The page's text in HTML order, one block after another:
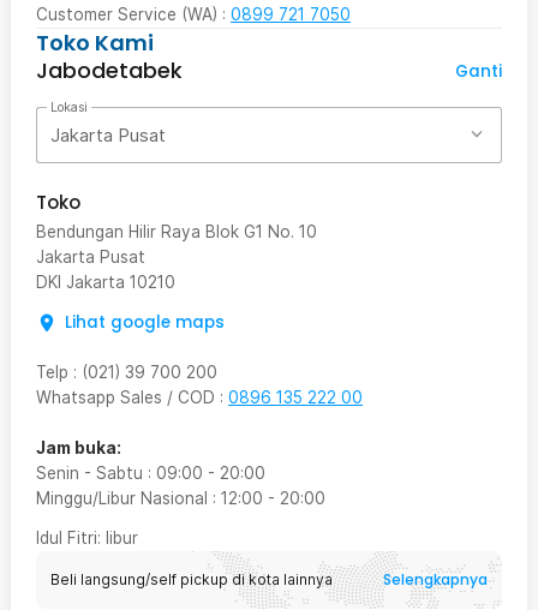
Customer Service (WA) : 0899 721 7050
Toko Kami
Jabodetabek
Ganti
Lokasi
Jakarta Pusat
Toko
Bendungan Hilir Raya Blok G1 No. 10
Jakarta Pusat
DKI Jakarta 10210
Lihat google maps
Telp : (021) 39 700 200
Whatsapp Sales / COD : 0896 135 222 00
Jam buka:
Senin - Sabtu : 09:00 - 20:00
Minggu/Libur Nasional : 12:00 - 20:00
Idul Fitri: libur
Beli langsung/self pickup di kota lainnya Selengkapnya